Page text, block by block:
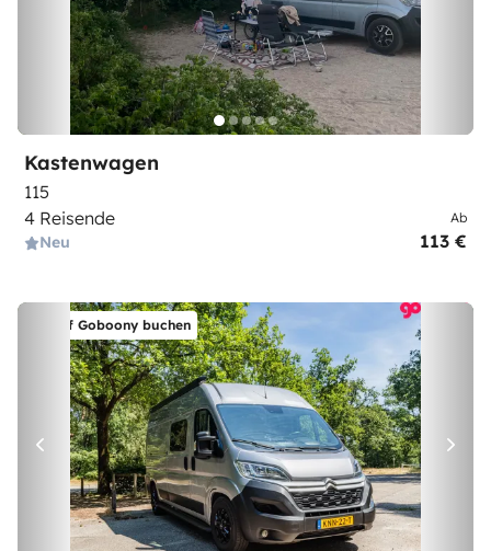
Kastenwagen
115
4 Reisende
Neu
Ab
113 €
Auf Goboony buchen